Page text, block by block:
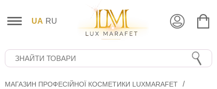
UA RU
МАГАЗИН ПРОФЕСІЙНОЇ КОСМЕТИКИ LUXMARAFET